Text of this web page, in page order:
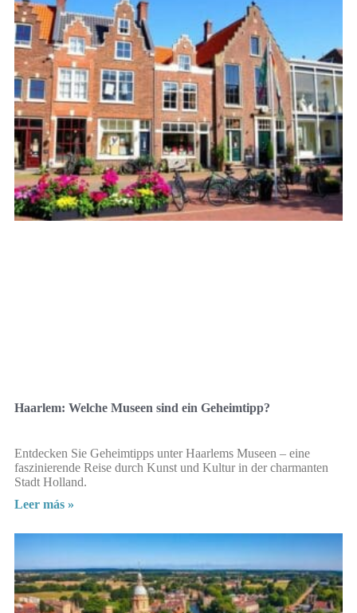
Haarlem: Welche Museen sind ein Geheimtipp?
Entdecken Sie Geheimtipps unter Haarlems Museen – eine
faszinierende Reise durch Kunst und Kultur in der charmanten
Stadt Holland.
Leer más »